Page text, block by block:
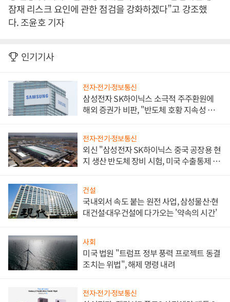
잠재 리스크 요인에 관한 점검을 강화하겠다”고 강조했
다. 조윤호 기자
인기기사
전자·전기·정보통신
삼성전자 SK하이닉스 소극적 주주환원에
해외 증권가 비판, "반도체 호황 지속성 의
전자·전기·정보통신
외신 "삼성전자 SK하이닉스 중국 공장용 현
지 생산 반도체 장비 시험, 미국 수출통제 대
건설
국내외서 속도 붙는 원전 사업, 삼성물산·현
대건설·대우건설에 다가오는 '약속의 시간'
사회
미국 법원 "트럼프 정부 풍력 프로젝트 동결
조치는 위법", 해제 명령 내려
전자·전기·정보통신